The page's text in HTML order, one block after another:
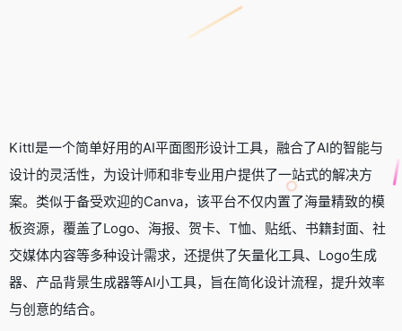
Kittl是一个简单好用的AI平面图形设计工具，融合了AI的智能与
设计的灵活性，为设计师和非专业用户提供了一站式的解决方
案。类似于备受欢迎的Canva，该平台不仅内置了海量精致的模
板资源，覆盖了Logo、海报、贺卡、T恤、贴纸、书籍封面、社
交媒体内容等多种设计需求，还提供了矢量化工具、Logo生成
器、产品背景生成器等AI小工具，旨在简化设计流程，提升效率
与创意的结合。